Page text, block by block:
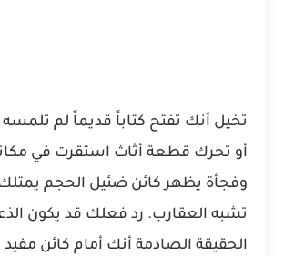
تخيل أنك تفتح كتاباً قديماً لم
أو تحرك قطعة أثاث استقرت في
وفجأة يظهر كائن ضئيل الحجم
تشبه العقارب. رد فعلك قد يكون
الحقيقة الصادمة أنك أمام كائن